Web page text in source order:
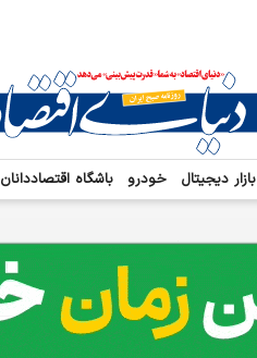
بازار دیجیتال خودرو باشگاه اقتصاددانان